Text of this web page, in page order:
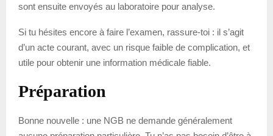
sont ensuite envoyés au laboratoire pour analyse.
Si tu hésites encore à faire l’examen, rassure-toi : il s’agit
d’un acte courant, avec un risque faible de complication, et
utile pour obtenir une information médicale fiable.
Préparation
Bonne nouvelle : une NGB ne demande généralement